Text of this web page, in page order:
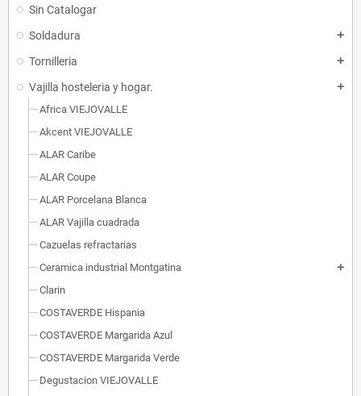
Sin Catalogar
Soldadura
add
Tornilleria add
Vajilla hosteleria y hogar. add
Africa VIEJOVALLE
Akcent VIEJOVALLE
ALAR Caribe
ALAR Coupe
ALAR Porcelana Blanca
ALAR Vajilla cuadrada
Cazuelas refractarias
Ceramica industrial Montgatina
add
Clarin
COSTAVERDE Hispania
COSTAVERDE Margarida Azul
COSTAVERDE Margarida Verde
Degustacion VIEJOVALLE